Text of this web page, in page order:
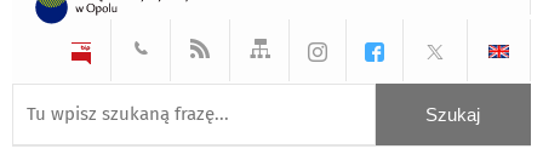
czarnymczarnymżółtym